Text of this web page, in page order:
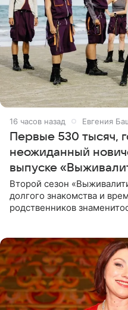
16 часов назад Евгения
Первые 530 тысяч,
неожиданный
выпуске
Второй сезон
долгого знакомства и
родственников